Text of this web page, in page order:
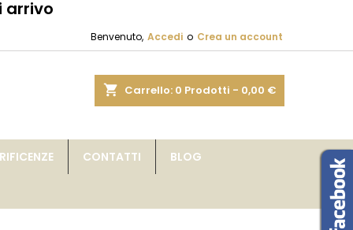
arrivo
Benvenuto, Accedi o Crea un account
shopping_cart Carrello: 0 Prodotti - 0,00 €
CONTATTI BLOG